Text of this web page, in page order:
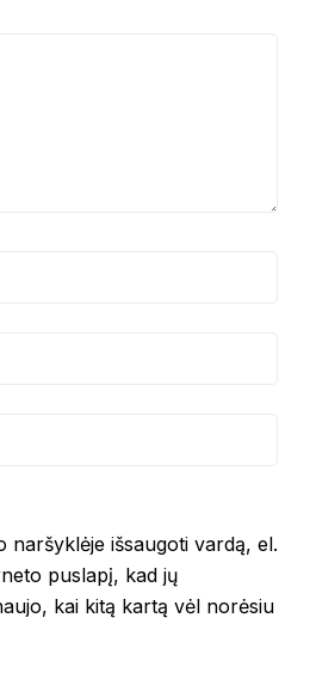
naršyklėje išsaugoti vardą, el.
puslapį, kad jų
kai kitą kartą vėl norėsiu